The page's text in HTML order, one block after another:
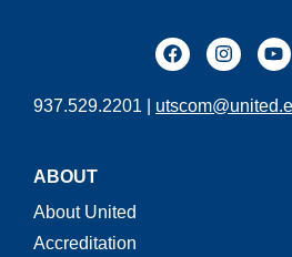
937.529.2201 |
ABOUT
About United
Accreditation